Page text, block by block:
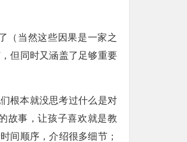
（当然这些因果是一家之
但同时又涵盖了足够重要
根本就没思考过什么是对
故事，让孩子喜欢就是教
间顺序，介绍很多细节；